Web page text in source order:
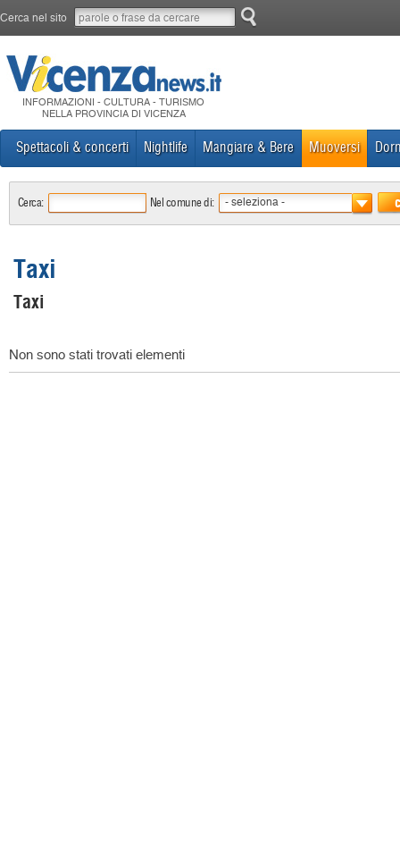
Cerca nel sito
INFORMAZIONI - CULTURA - TURISMO
NELLA PROVINCIA DI VICENZA
Spettacoli & concerti Nightlife Mangiare & Bere Muoversi
Cerca: Nel comune di: - seleziona -
Taxi
Taxi
Non sono stati trovati elementi